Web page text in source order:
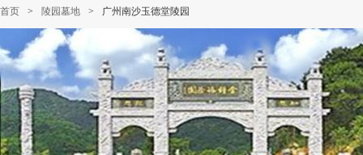
首页 > 陵园墓地 > 广州南沙玉德堂陵园